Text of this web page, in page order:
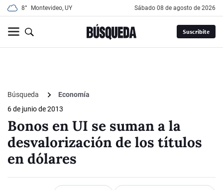
8° Montevideo, UY sábado 08 de agosto de 2026
Suscribite
Búsqueda
Economía
6 de junio de 2013
Bonos en UI se suman a la
desvalorización de los títulos
en dólares